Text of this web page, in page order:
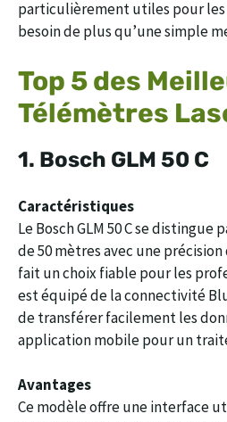
particulièrement utiles pour
besoin de plus qu’une simple
Top 5 des
Télémètres
1. Bosch GLM 50 C
Caractéristiques
Le Bosch GLM 50 C se distingue
de 50 mètres avec une
fait un choix fiable pour les
est équipé de la connectivité
de transférer facilement les
application mobile pour un
Avantages
Ce modèle offre une interface